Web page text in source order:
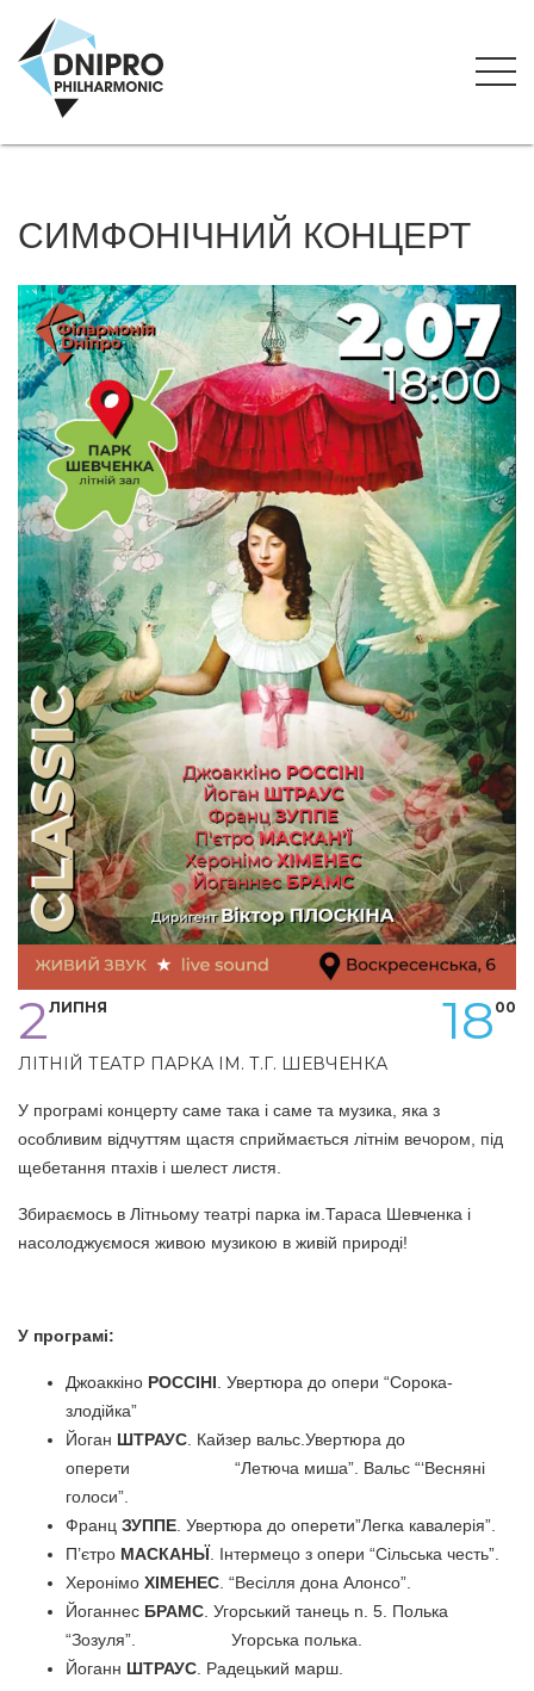
СИМФОНІЧНИЙ КОНЦЕРТ
2ЛИПНЯ 00
18
ЛІТНІЙ ТЕАТР ПАРКА ІМ. Т.Г. ШЕВЧЕНКА
У програмі концерту саме така і саме та музика, яка з
особливим відчуттям щастя сприймається літнім вечором, під
щебетання птахів і шелест листя.
Збираємось в Літньому театрі парка ім.Тараса Шевченка і
насолоджуємося живою музикою в живій природі!
У програмі:
Джоаккіно РОССІНІ . Увертюра до опери “Сорока-
злодійка”
Йоган ШТРАУС . Кайзер вальс.Увертюра до
оперети “Летюча миша”. Вальс “‘Весняні
голоси”.
Франц ЗУППЕ . Увертюра до оперети”Легка кавалерія”.
П’єтро МАСКАНЬЇ . Інтермецо з опери “Сільська честь”.
Херонімо ХІМЕНЕС . “Весілля дона Алонсо”.
Йоганнес БРАМС . Угорський танець n. 5. Полька
“Зозуля”. Угорська полька.
Йоганн ШТРАУС . Радецький марш.